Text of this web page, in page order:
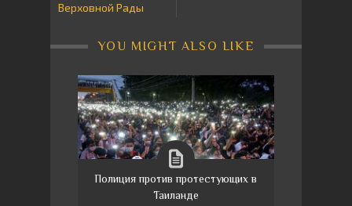
Верховной Рады
YOU MIGHT ALSO LIKE
Полиция против протестующих в
Таиланде